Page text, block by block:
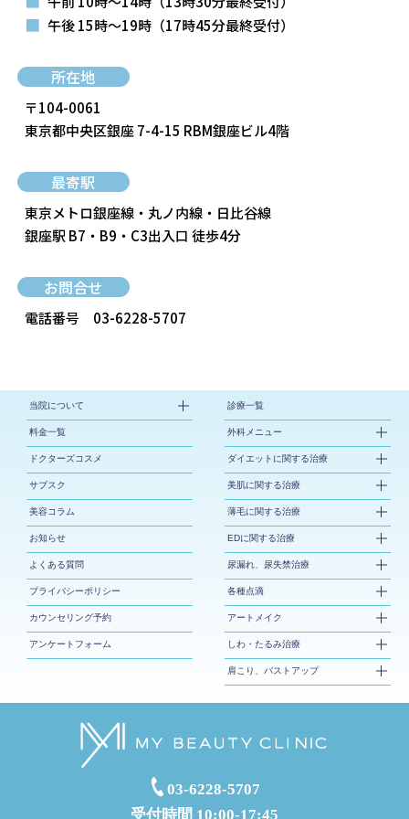
■ 午後 15時～19時 （17時45分最終受付）
所在地
〒104-0061
東京都中央区銀座 7-4-15 RBM銀座ビル4階
最寄駅
東京メトロ銀座線・丸ノ内線・日比谷線
銀座駅 B7・B9・C3出入口 徒歩4分
お問合せ
電話番号 03-6228-5707
当院について
料金一覧
ドクターズコスメ
サブスク
美容コラム
お知らせ
よくある質問
プライバシーポリシー
カウンセリング予約
アンケートフォーム
診療一覧
外科メニュー
ダイエットに関する治療
美肌に関する治療
薄毛に関する治療
EDに関する治療
尿漏れ、尿失禁治療
各種点滴
アートメイク
しわ・たるみ治療
肩こり、バストアップ
03-6228-5707
受付時間 10:00-17:45